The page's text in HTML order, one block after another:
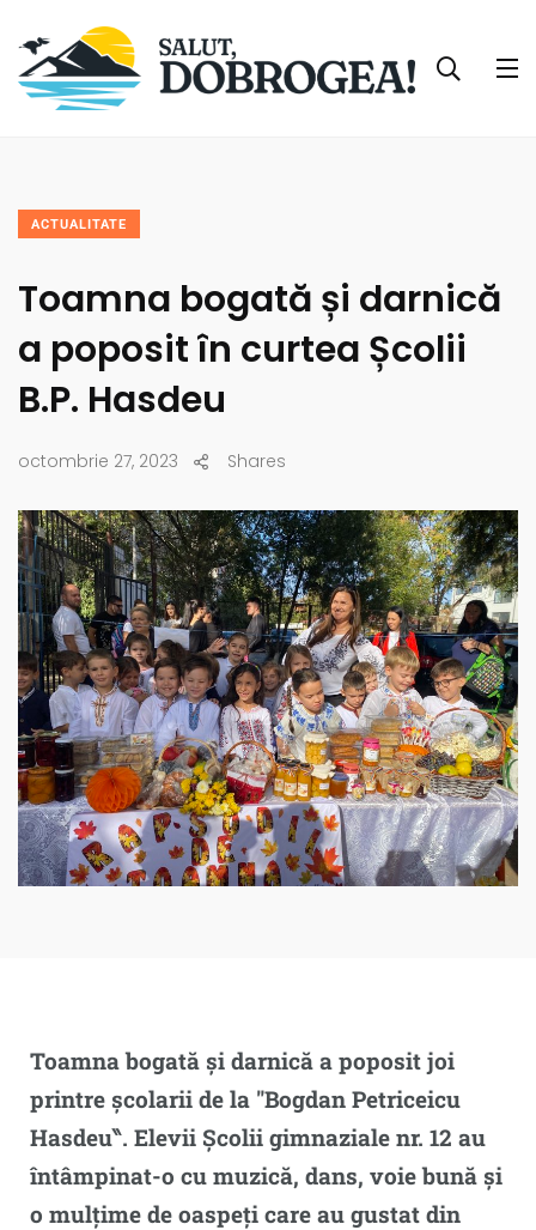
ACTUALITATE
Toamna bogată și darnică
a poposit în curtea Școlii
B.P. Hasdeu
octombrie 27, 2023 Shares
Toamna bogată și darnică a poposit joi
printre școlarii de la ″Bogdan Petriceicu
Hasdeu‶. Elevii Școlii gimnaziale nr. 12 au
întâmpinat-o cu muzică, dans, voie bună și
o mulțime de oaspeți care au gustat din